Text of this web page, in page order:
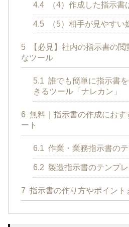
4.4 （4）作成した指示書
4.5 （5）相手が見やすい
5
【必見】社内の指示書の
なツール
5.1 誰でも簡単に指示書
きるツール「ナレカン」
6 無料｜指示書の作成におす
ート
6.1 作業・業務指示書の
6.2 製造指示書のテンプレ
7 指示書の作り方やポイント